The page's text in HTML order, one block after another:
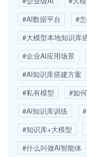
#AI数据平台
#
#大模型本地知识库
#企业AI应用场景
#AI知识库搭建方案
#私有模型
#如
#AI知识库训练
#知识库+大模型
#什么叫做AI智能体